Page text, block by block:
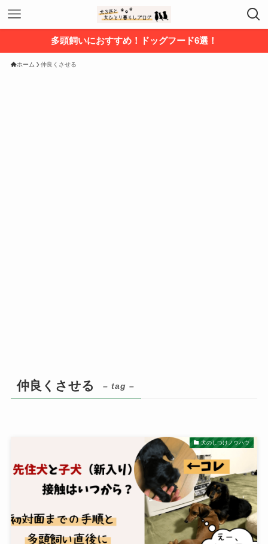
多頭飼いにおすすめ！ドッグフード6選！
ホーム 仲良くさせる
仲良くさせる – tag –
犬のしつけノウハウ